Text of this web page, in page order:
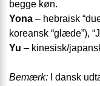
begge køn.
Yona – hebraisk
koreansk “glæde”),
Yu – kinesisk/
Bemærk: I dansk